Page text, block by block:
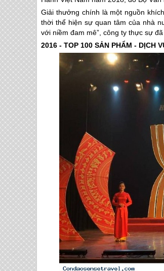
Giải thưởng chính là một nguồn
thời thể hiện sự quan tâm của nhà
với niềm đam mê”, công ty thực sự
2016 - TOP 100 SẢN PHẨM - DỊCH